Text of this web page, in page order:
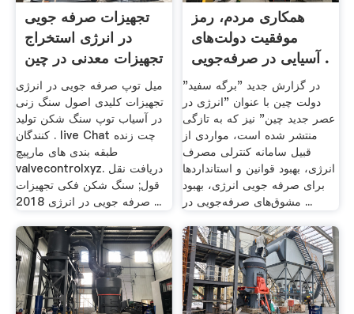
تجهیزات صرفه جویی
در انرژی استخراج
تجهیزات معدنی در چین
میل توپ صرفه جویی در انرژی
تجهیزات کلیدی اصول سنگ زنی
در آسیاب توپ سنگ شکن تولید
کنندگان . live Chat چت زنده
طبقه بندی های مارپیچ
valvecontrolxyz. دریافت نقل
قول; سنگ شکن فکی تجهیزات
صرفه جویی در انرژی 2018 ...
همکاری مردم، رمز
موفقیت دولت‌های
آسیایی در صرفه‌جویی .
در گزارش جدید "برگه سفید"
دولت چین با عنوان "انرژی در
عصر جدید چین" نیز که به تازگی
منتشر شده است، مواردی از
قبیل سامانه کنترلی مصرف
انرژی، بهبود قوانین و استانداردها
برای صرفه جویی انرژی، بهبود
مشوق‌های صرفه‌جویی در ...